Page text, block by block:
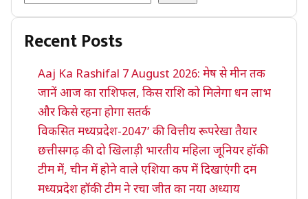
Recent Posts
Aaj Ka Rashifal 7 August 2026: मेष से मीन तक
जानें आज का राशिफल, किस राशि को मिलेगा धन लाभ
और किसे रहना होगा सतर्क
विकसित मध्यप्रदेश-2047’ की वित्तीय रूपरेखा तैयार
छत्तीसगढ़ की दो खिलाड़ी भारतीय महिला जूनियर हॉकी
टीम में, चीन में होने वाले एशिया कप में दिखाएंगी दम
मध्यप्रदेश हॉकी टीम ने रचा जीत का नया अध्याय